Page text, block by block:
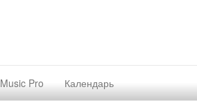
Music Pro Календарь